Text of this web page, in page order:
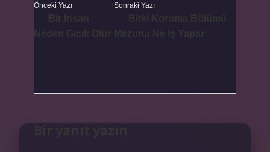
Önceki Yazı Sonraki Yazı